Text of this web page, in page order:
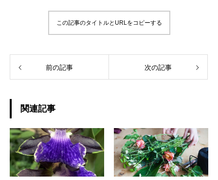
この記事のタイトルとURLをコピーする
前の記事 次の記事
関連記事